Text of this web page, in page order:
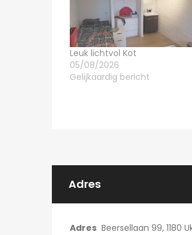
Leuk lichtvol Kot
05/08/2026
Gelijkaardig bericht
Adres
Adres Beersellaan 99, 1180